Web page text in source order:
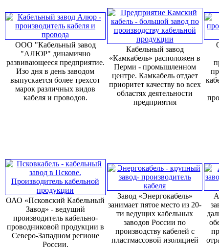
ООО "Кабельный завод
"АЛЮР" динамично
развивающееся предприятие.
Изо дня в день заводом
выпускается более трехсот
марок различных видов
кабеля и проводов.
Кабельный завод
«Камкабель» расположен в
Перми - промышленном
центре. Камкабель отдает
приоритет качеству во всех
областях деятельности
предприятия
ОАО «Псковский Кабельный
Завод» - ведущий
производитель кабельно-
проводниковой продукции в
Северо-Западном регионе
России.
Завод «Энергокабель»
занимает пятое место из 20-
ти ведущих кабельных
заводов России по
производству кабелей с
пластмассовой изоляцией